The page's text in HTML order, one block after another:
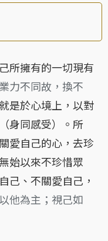
擁有的一切現有
業力不同故，換不
是於心境上，以對
身同感受）。所
愛自己的心，去珍
始以來不珍惜眾
己、不關愛自己，
他為主；視己如